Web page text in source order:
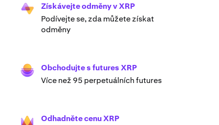
Získávejte odměny v XRP
Podívejte se, zda můžete získat
odměny
Obchodujte s futures XRP
Více než 95 perpetuálních futures
Odhadněte cenu XRP